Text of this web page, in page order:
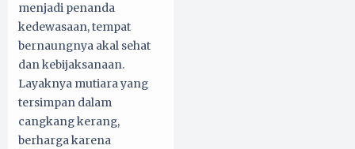
menjadi penanda
kedewasaan, tempat
bernaungnya akal sehat
dan kebijaksanaan.
Layaknya mutiara yang
tersimpan dalam
cangkang kerang,
berharga karena